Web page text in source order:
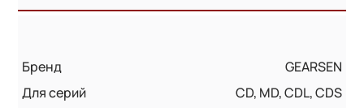
Бренд
GEARSEN
Для серий
CD, MD, CDL, CDS